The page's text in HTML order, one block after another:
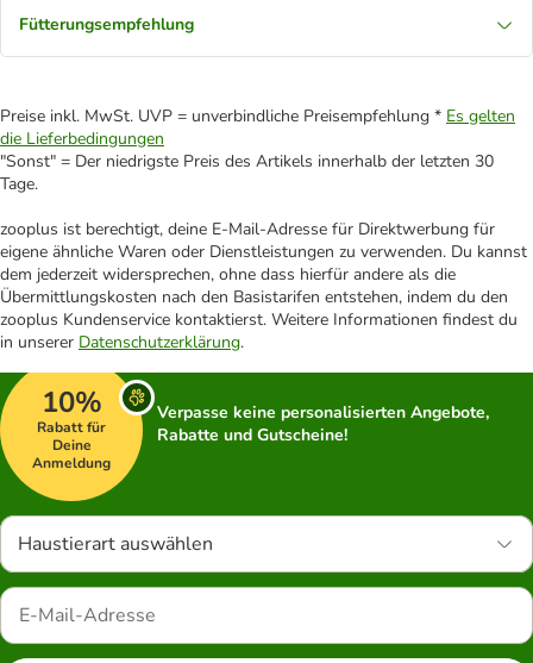
Fütterungsempfehlung
Preise inkl. MwSt. UVP = unverbindliche Preisempfehlung * Es gelten
die Lieferbedingungen
"Sonst" = Der niedrigste Preis des Artikels innerhalb der letzten 30
Tage.
zooplus ist berechtigt, deine E-Mail-Adresse für Direktwerbung für
eigene ähnliche Waren oder Dienstleistungen zu verwenden. Du kannst
dem jederzeit widersprechen, ohne dass hierfür andere als die
Übermittlungskosten nach den Basistarifen entstehen, indem du den
zooplus Kundenservice kontaktierst. Weitere Informationen findest du
in unserer Datenschutzerklärung.
10%
Rabatt für
Deine
Anmeldung
Verpasse keine personalisierten Angebote,
Rabatte und Gutscheine!
Haustierart auswählen